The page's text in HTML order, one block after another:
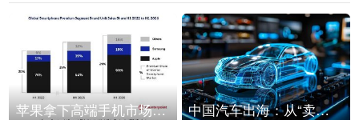
苹果拿下高端手机市场65%的份额：iPhone 17系列功不可没 中国汽车出海：从“卖出去”到“走进去”